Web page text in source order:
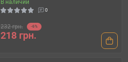
В наличии
0
232 грн. -6%
218 грн.